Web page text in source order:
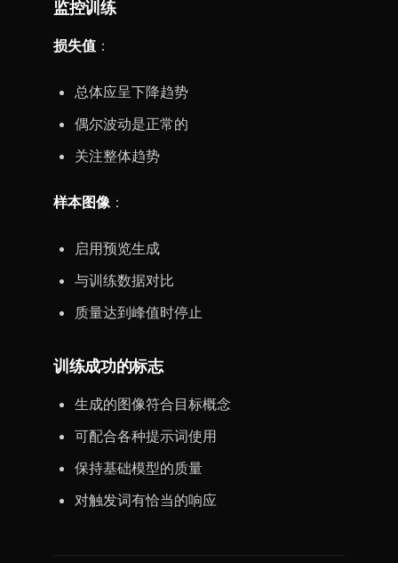
监控训练
损失值 ：
总体应呈下降趋势
偶尔波动是正常的
关注整体趋势
样本图像：
启用预览生成
与训练数据对比
质量达到峰值时停止
训练成功的标志
生成的图像符合目标概念
可配合各种提示词使用
保持基础模型的质量
对触发词有恰当的响应